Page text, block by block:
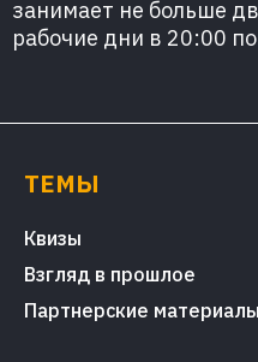
занимает не больше
рабочие дни в 20:00
ТЕМЫ
Квизы
Взгляд в прошлое
Партнерские материалы